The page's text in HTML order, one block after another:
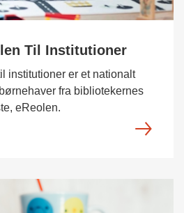
Til Institutioner
institutioner er et nationalt
fra bibliotekernes
eReolen.